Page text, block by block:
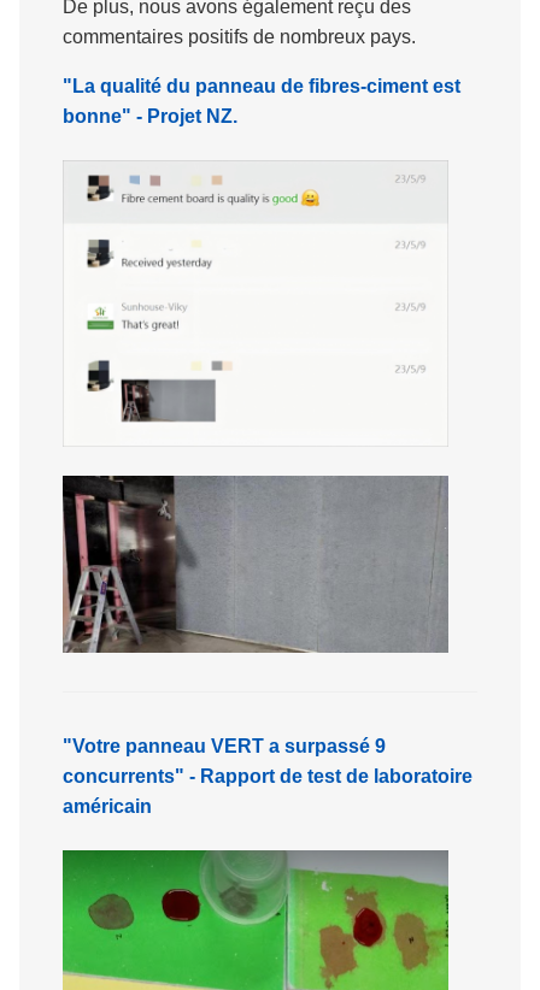
De plus, nous avons également reçu des
commentaires positifs de nombreux pays.
"La qualité du panneau de fibres-ciment est
bonne" - Projet NZ.
"Votre panneau VERT a surpassé 9
concurrents" - Rapport de test de laboratoire
américain